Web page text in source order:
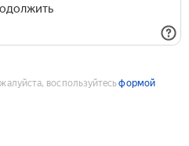
воспользуйтесьформой